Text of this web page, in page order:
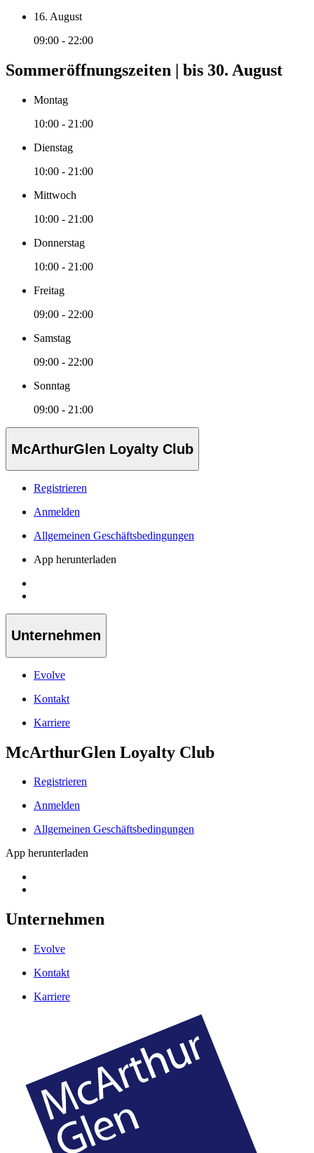
16. August
09:00 - 22:00
Sommeröffnungszeiten | bis 30. August
Montag
10:00 - 21:00
Dienstag
10:00 - 21:00
Mittwoch
10:00 - 21:00
Donnerstag
10:00 - 21:00
Freitag
09:00 - 22:00
Samstag
09:00 - 22:00
Sonntag
09:00 - 21:00
McArthurGlen Loyalty Club
Registrieren
Anmelden
Allgemeinen Geschäftsbedingungen
App herunterladen
Unternehmen
Evolve
Kontakt
Karriere
McArthurGlen Loyalty Club
Registrieren
Anmelden
Allgemeinen Geschäftsbedingungen
App herunterladen
Unternehmen
Evolve
Kontakt
Karriere